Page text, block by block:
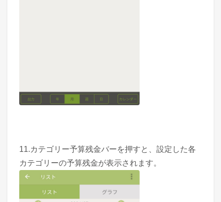
11.カテゴリー予算残金バーを押すと、設定した各
カテゴリーの予算残金が表示されます。